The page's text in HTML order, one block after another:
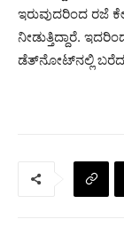
ಇರುವುದರಿಂದ ರಜೆ
ನೀಡುತ್ತಿದ್ದಾರೆ.
ಡೆತ್‌ನೋಟ್‌ನಲ್ಲಿ